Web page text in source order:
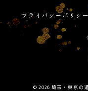
プライバシーポリシー
© 2026 埼玉・東京の遺